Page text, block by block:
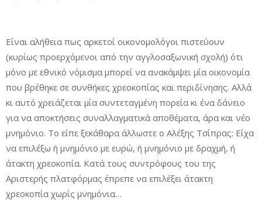
Είναι αλήθεια πως αρκετοί οικονομολόγοι πιστεύουν
(κυρίως προερχόμενοι από την αγγλοσαξωνική σχολή) ότι
μόνο με εθνικό νόμισμα μπορεί να ανακάμψει μία οικονομία
που βρέθηκε σε συνθήκες χρεοκοπίας και περιδίνησης. Αλλά
κι αυτό χρειάζεται μία συντεταγμένη πορεία κι ένα δάνειο
για να αποκτήσεις συναλλαγματικά αποθέματα, άρα και νέο
μνημόνιο. Το είπε ξεκάθαρα άλλωστε ο Αλέξης Τσίπρας: Είχα
να επιλέξω ή μνημόνιο με ευρώ, ή μνημόνιο με δραχμή, ή
άτακτη χρεοκοπία. Κατά τους συντρόφους του της
Αριστερής πλατφόρμας έπρεπε να επιλέξει άτακτη
χρεοκοπία χωρίς μνημόνια…